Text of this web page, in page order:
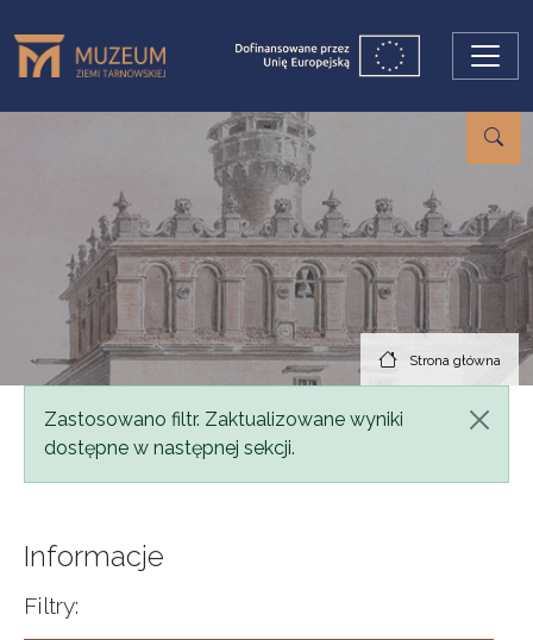
Strona główna
Komunikat
Zastosowano filtr. Zaktualizowane wyniki
dostępne w następnej sekcji.
Informacje
Filtry: